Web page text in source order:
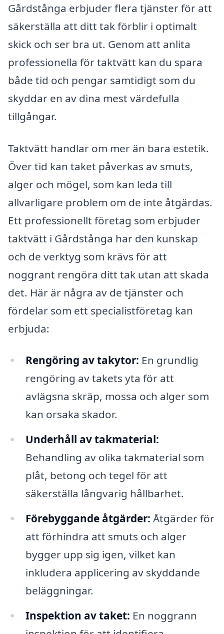
Gårdstånga erbjuder flera tjänster för att
säkerställa att ditt tak förblir i optimalt
skick och ser bra ut. Genom att anlita
professionella för taktvätt kan du spara
både tid och pengar samtidigt som du
skyddar en av dina mest värdefulla
tillgångar.
Taktvätt handlar om mer än bara estetik.
Över tid kan taket påverkas av smuts,
alger och mögel, som kan leda till
allvarligare problem om de inte åtgärdas.
Ett professionellt företag som erbjuder
taktvätt i Gårdstånga har den kunskap
och de verktyg som krävs för att
noggrant rengöra ditt tak utan att skada
det. Här är några av de tjänster och
fördelar som ett specialistföretag kan
erbjuda:
Rengöring av takytor: En grundlig
rengöring av takets yta för att
avlägsna skräp, mossa och alger som
kan orsaka skador.
Underhåll av takmaterial:
Behandling av olika takmaterial som
plåt, betong och tegel för att
säkerställa långvarig hållbarhet.
Förebyggande åtgärder: Åtgärder för
att förhindra att smuts och alger
bygger upp sig igen, vilket kan
inkludera applicering av skyddande
beläggningar.
Inspektion av taket: En noggrann